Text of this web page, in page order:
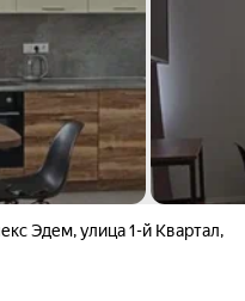
Эдем,улица 1-й Квартал,